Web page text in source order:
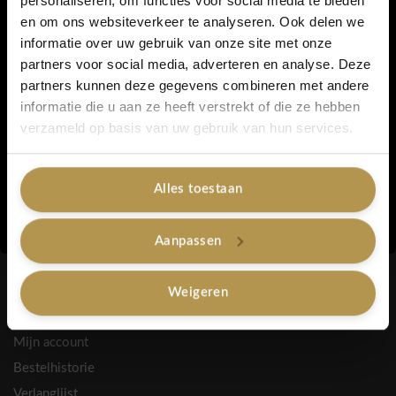
en om ons websiteverkeer te analyseren. Ook delen we
informatie over uw gebruik van onze site met onze
partners voor social media, adverteren en analyse. Deze
partners kunnen deze gegevens combineren met andere
informatie die u aan ze heeft verstrekt of die ze hebben
verzameld op basis van uw gebruik van hun services.
Alles toestaan
Aanpassen
Weigeren
INFORMATIE
Over ons
Retourneren
Privacy
Algemene voorwaarden
Spaarpunten
Contactgegevens
HULP NODIG?
Mijn account
Bestelhistorie
5% korting...
Ja, graag!
Nee, bedankt